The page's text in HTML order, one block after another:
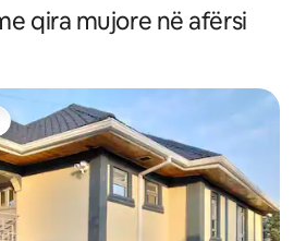
qira mujore në afërsi